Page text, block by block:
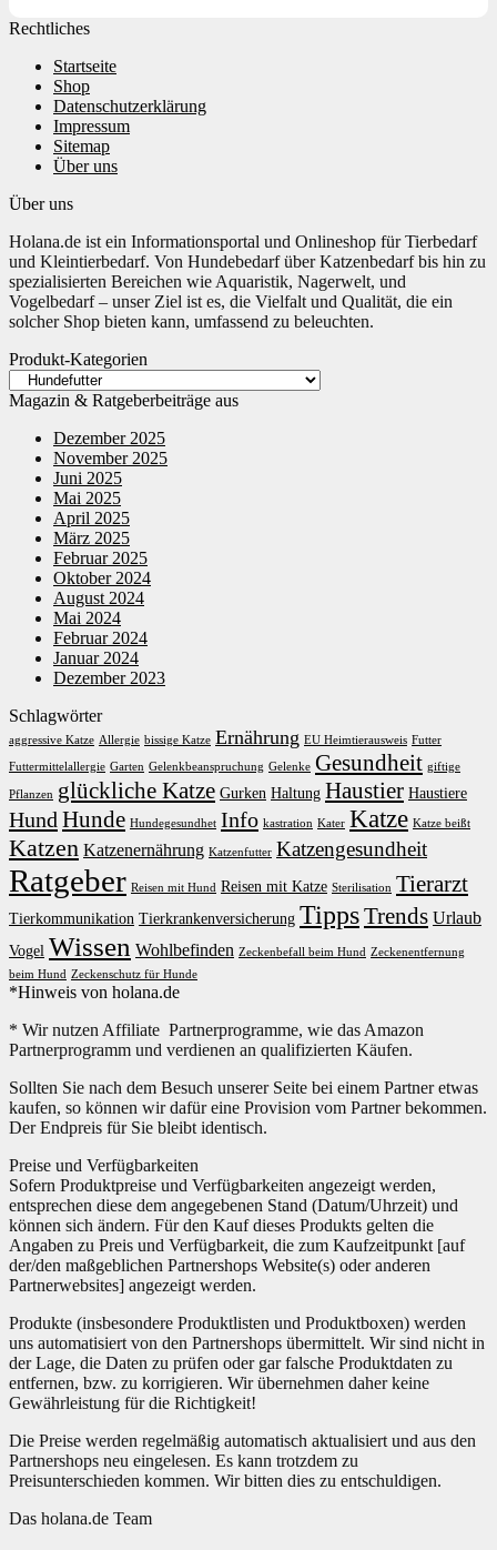
Rechtliches
Startseite
Shop
Datenschutzerklärung
Impressum
Sitemap
Über uns
Über uns
Holana.de ist ein Informationsportal und Onlineshop für Tierbedarf
und Kleintierbedarf. Von Hundebedarf über Katzenbedarf bis hin zu
spezialisierten Bereichen wie Aquaristik, Nagerwelt, und
Vogelbedarf – unser Ziel ist es, die Vielfalt und Qualität, die ein
solcher Shop bieten kann, umfassend zu beleuchten.
Produkt-Kategorien
Magazin & Ratgeberbeiträge aus
Dezember 2025
November 2025
Juni 2025
Mai 2025
April 2025
März 2025
Februar 2025
Oktober 2024
August 2024
Mai 2024
Februar 2024
Januar 2024
Dezember 2023
Schlagwörter
aggressive Katze Allergie bissige Katze Ernährung EU Heimtierausweis Futter
Futtermittelallergie Garten Gelenkbeanspruchung Gelenke Gesundheit giftige
Pflanzen glückliche Katze Gurken Haltung Haustier Haustiere
Hund Hunde Hundegesundhet Info kastration Kater Katze Katze beißt
Katzen Katzenernährung Katzenfutter Katzengesundheit
Ratgeber Reisen mit Hund Reisen mit Katze Sterilisation Tierarzt
Tierkommunikation Tierkrankenversicherung TippsTrends Urlaub
Vogel Wissen Wohlbefinden Zeckenbefall beim Hund Zeckenentfernung
beim Hund Zeckenschutz für Hunde
*Hinweis von holana.de
* Wir nutzen Affiliate Partnerprogramme, wie das Amazon
Partnerprogramm und verdienen an qualifizierten Käufen.
Sollten Sie nach dem Besuch unserer Seite bei einem Partner etwas
kaufen, so können wir dafür eine Provision vom Partner bekommen.
Der Endpreis für Sie bleibt identisch.
Preise und Verfügbarkeiten
Sofern Produktpreise und Verfügbarkeiten angezeigt werden,
entsprechen diese dem angegebenen Stand (Datum/Uhrzeit) und
können sich ändern. Für den Kauf dieses Produkts gelten die
Angaben zu Preis und Verfügbarkeit, die zum Kaufzeitpunkt [auf
der/den maßgeblichen Partnershops Website(s) oder anderen
Partnerwebsites] angezeigt werden.
Produkte (insbesondere Produktlisten und Produktboxen) werden
uns automatisiert von den Partnershops übermittelt. Wir sind nicht in
der Lage, die Daten zu prüfen oder gar falsche Produktdaten zu
entfernen, bzw. zu korrigieren. Wir übernehmen daher keine
Gewährleistung für die Richtigkeit!
Die Preise werden regelmäßig automatisch aktualisiert und aus den
Partnershops neu eingelesen. Es kann trotzdem zu
Preisunterschieden kommen. Wir bitten dies zu entschuldigen.
Das holana.de Team